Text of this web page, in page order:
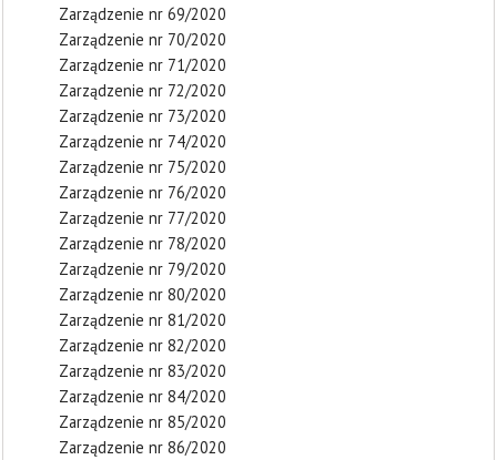
Zarządzenie nr 69/2020
Zarządzenie nr 70/2020
Zarządzenie nr 71/2020
Zarządzenie nr 72/2020
Zarządzenie nr 73/2020
Zarządzenie nr 74/2020
Zarządzenie nr 75/2020
Zarządzenie nr 76/2020
Zarządzenie nr 77/2020
Zarządzenie nr 78/2020
Zarządzenie nr 79/2020
Zarządzenie nr 80/2020
Zarządzenie nr 81/2020
Zarządzenie nr 82/2020
Zarządzenie nr 83/2020
Zarządzenie nr 84/2020
Zarządzenie nr 85/2020
Zarządzenie nr 86/2020